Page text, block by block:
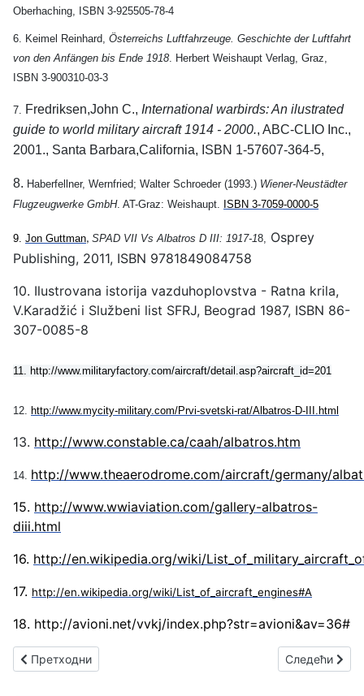
Oberhaching, ISBN 3-925505-78-4
6. Keimel Reinhard, Österreichs Luftfahrzeuge. Geschichte der Luftfahrt
von den Anfängen bis Ende 1918. Herbert Weishaupt Verlag, Graz,
ISBN 3-900310-03-3
7. Fredriksen,John C., International warbirds: An ilustrated
guide to world military aircraft 1914 - 2000., ABC-CLIO Inc.,
2001., Santa Barbara,California, ISBN 1-57607-364-5,
8. Haberfellner, Wernfried; Walter Schroeder (1993.) Wiener-Neustädter
Flugzeugwerke GmbH. AT-Graz: Weishaupt. ISBN 3-7059-0000-5
9. Jon Guttman, SPAD VII Vs Albatros D III: 1917-18, Osprey
Publishing, 2011, ISBN 9781849084758
10. Ilustrovana istorija vazduhoplovstva - Ratna krila,
V.Karadžić i Službeni list SFRJ, Beograd 1987, ISBN 86-
307-0085-8
11. http://www.militaryfactory.com/aircraft/detail.asp?aircraft_id=201
12. http://www.mycity-military.com/Prvi-svetski-rat/Albatros-D-III.html
13. http://www.constable.ca/caah/albatros.htm
14. http://www.theaerodrome.com/aircraft/germany/
15. http://www.wwiaviation.com/gallery-albatros-
diii.html
16. http://en.wikipedia.org/wiki/
17. http://en.wikipedia.org/wiki/List_of_aircraft_engines#A
18. http://avioni.net/vvkj/index.php?str=avioni&av=36#
Претходни чланак: Мерћеп — комитски
Претходни Следећи
Следећи